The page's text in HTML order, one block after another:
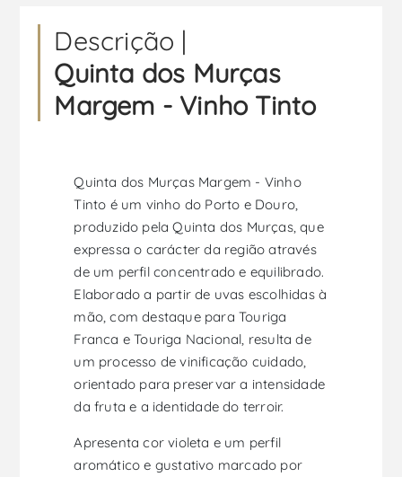
Descrição |
Quinta dos Murças
Margem - Vinho Tinto
Quinta dos Murças Margem - Vinho
Tinto é um vinho do Porto e Douro,
produzido pela Quinta dos Murças, que
expressa o carácter da região através
de um perfil concentrado e equilibrado.
Elaborado a partir de uvas escolhidas à
mão, com destaque para Touriga
Franca e Touriga Nacional, resulta de
um processo de vinificação cuidado,
orientado para preservar a intensidade
da fruta e a identidade do terroir.
Apresenta cor violeta e um perfil
aromático e gustativo marcado por